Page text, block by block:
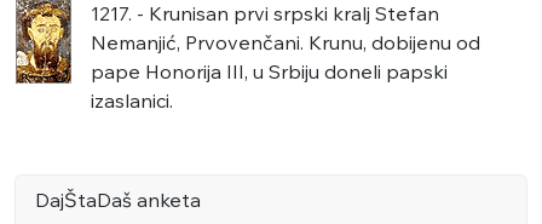
1217. - Krunisan prvi srpski kralj Stefan
Nemanjić, Prvovenčani. Krunu, dobijenu od
pape Honorija III, u Srbiju doneli papski
izaslanici.
DajŠtaDaš anketa